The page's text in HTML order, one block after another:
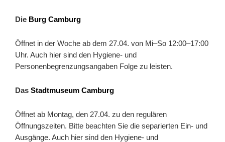
Die Burg Camburg
Öffnet in der Woche ab dem 27.04. von Mi–So 12:00–17:00
Uhr. Auch hier sind den Hygiene- und
Personenbegrenzungsangaben Folge zu leisten.
Das Stadtmuseum Camburg
Öffnet ab Montag, den 27.04. zu den regulären
Öffnungszeiten. Bitte beachten Sie die separierten Ein- und
Ausgänge. Auch hier sind den Hygiene- und